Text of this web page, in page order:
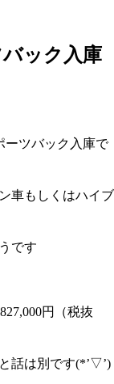
ック入庫
ツバック入庫で
車もしくはハイブ
です
円（税抜
話は別です(*’▽’)